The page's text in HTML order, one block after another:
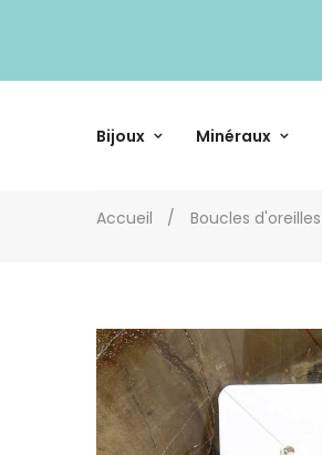
Bijoux Minéraux
Accueil Boucles d'oreilles